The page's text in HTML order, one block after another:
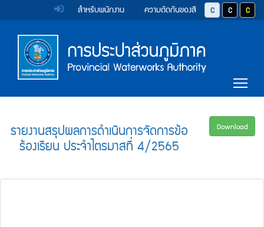
หน้า
แรก
(การ
ประปา
ส่วน
ภูมิภาค)
ไป
ยัง
เนื้อหา
(Skip
to
content)
ข้าม
เมนู
(Skip
Menu
สำหรับพนักงาน ความตัดกันของสี ปุ่มปรับสีตัวอักษร
ปุ่มปรับสีตั
ปุ่มป
ตรา
สัญลักษณ์
และ
ค่า
การ
ประปา
ส่วน
ภูมิภาค
ตรา
สัญลักษณ์
และ
ค่า
การ
ประปา
ส่วน
Main
Menu
รายงานสรุปผลการดำเนินการจัดการข้อ
ร้องเรียน ประจำไตรมาสที่ 4/2565
Download